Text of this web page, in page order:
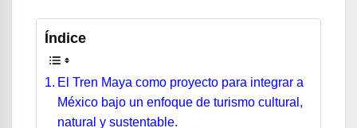
Índice
El Tren Maya como proyecto para integrar a
México bajo un enfoque de turismo cultural,
natural y sustentable.